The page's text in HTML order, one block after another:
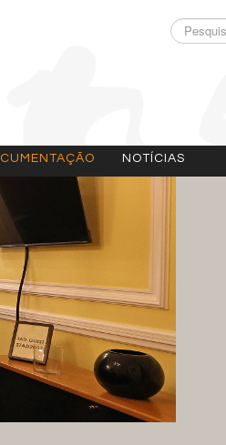
Pesquisa...
NOTÍCIAS